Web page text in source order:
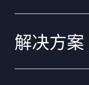
解决方案